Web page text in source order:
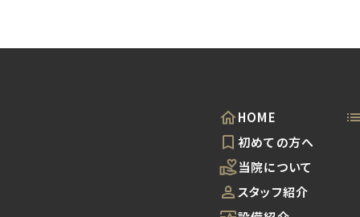
HOME
初めての方へ
当院について
スタッフ紹介